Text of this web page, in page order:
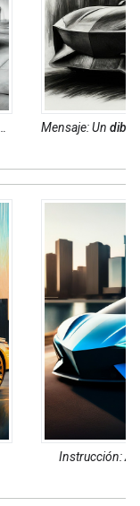
Mensaje: Un
Instrucción: